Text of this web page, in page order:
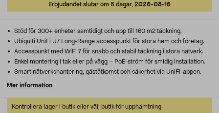
Erbjudandet slutar om 8 dagar, 2026-08-16
Kontrollera lager i butik eller välj butik för upphämtning
Stöd för 300+ enheter samtidigt och upp till 160 m2 täckning.
Ubiquiti UniFi U7 Long-Range accesspunkt för stora hem och företag.
Accesspunkt med WiFi 7 för snabb och stabil täckning i stora nätverk.
Enkel montering i tak eller på vägg – PoE-ström för smidig installation.
Smart nätverkshantering, gäståtkomst och säkerhet via UniFi-appen.
Mer information